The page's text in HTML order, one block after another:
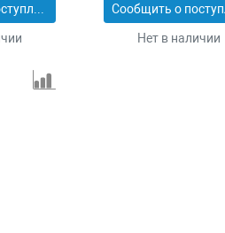
Сообщить о поступлении
Нет в наличии